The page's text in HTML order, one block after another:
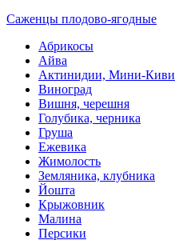
Саженцы плодово-ягодные
Абрикосы
Айва
Актинидии, Мини-Киви
Виноград
Вишня, черешня
Голубика, черника
Груша
Ежевика
Жимолость
Земляника, клубника
Йошта
Крыжовник
Малина
Персики